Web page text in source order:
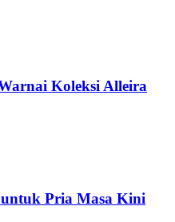
Koleksi Alleira
Pria Masa Kini